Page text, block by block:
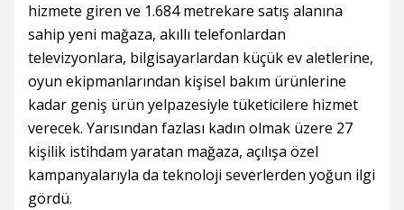
hizmete giren ve 1.684 metrekare satış alanına
sahip yeni mağaza, akıllı telefonlardan
televizyonlara, bilgisayarlardan küçük ev aletlerine,
oyun ekipmanlarından kişisel bakım ürünlerine
kadar geniş ürün yelpazesiyle tüketicilere hizmet
verecek. Yarısından fazlası kadın olmak üzere 27
kişilik istihdam yaratan mağaza, açılışa özel
kampanyalarıyla da teknoloji severlerden yoğun ilgi
gördü.